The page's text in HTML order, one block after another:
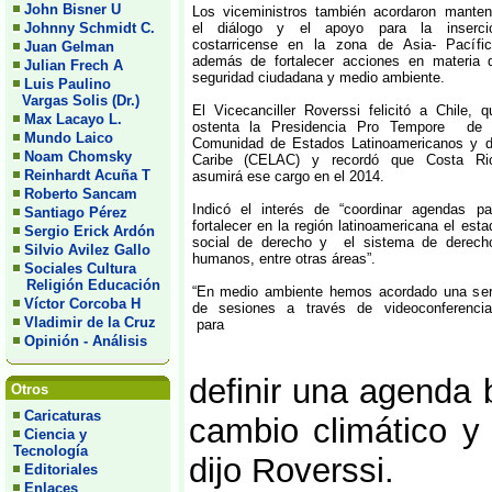
John Bisner U
Johnny Schmidt C.
Juan Gelman
Julian Frech A
Luis Paulino
Vargas Solis (Dr.)
Max Lacayo L.
Mundo Laico
Noam Chomsky
Reinhardt Acuña T
Roberto Sancam
Santiago Pérez
Sergio Erick Ardón
Silvio Avilez Gallo
Sociales Cultura
Religión Educación
Víctor Corcoba H
Vladimir de la Cruz
Opinión - Análisis
Otros
Caricaturas
Ciencia y
Tecnología
Editoriales
Enlaces
Los viceministros también acordaron
el diálogo y el apoyo para la
costarricense en la zona de Asia-
además de fortalecer acciones en materia
seguridad ciudadana y medio ambiente.
El Vicecanciller Roverssi felicitó a Chile,
ostenta la Presidencia Pro Tempore de
Comunidad de Estados Latinoamericanos y
Caribe (CELAC) y recordó que Costa
asumirá ese cargo en el 2014.
Indicó el interés de “coordinar agendas
fortalecer en la región latinoamericana el
social de derecho y el sistema de
humanos, entre otras áreas”.
“En medio ambiente hemos acordado una
de sesiones a través de
para
definir una agenda
cambio climático
dijo Roverssi.